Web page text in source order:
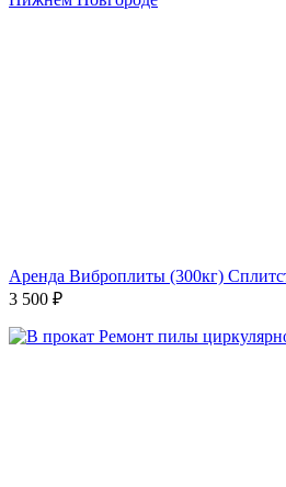
Аренда Виброплиты (300кг)
3 500 ₽